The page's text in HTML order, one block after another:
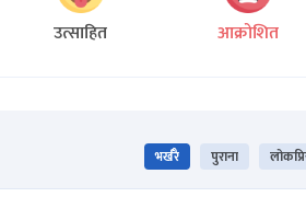
उत्साहित आक्रोशित
भर्खरै पुराना